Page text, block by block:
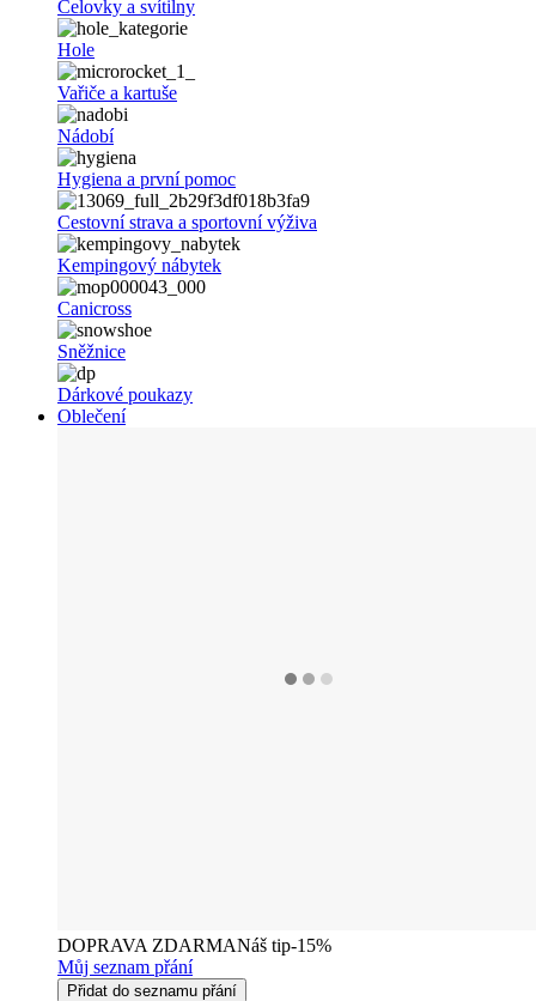
Čelovky a svítilny
Hole
Vařiče a kartuše
Nádobí
Hygiena a první pomoc
Cestovní strava a sportovní výživa
Kempingový nábytek
Canicross
Sněžnice
Dárkové poukazy
Oblečení
DOPRAVA ZDARMANáš tip-15%
Můj seznam přání
Přidat do seznamu přání